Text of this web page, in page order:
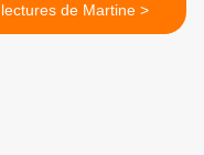
lectures de Martine >